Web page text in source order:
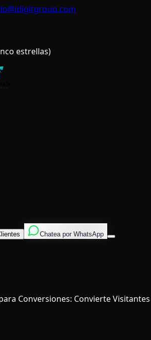
estrellas)
Chatea por WhatsApp
Conversiones: Convierte Visitantes